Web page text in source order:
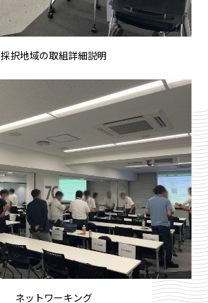
採択地域の取組詳細説明
ネットワーキング